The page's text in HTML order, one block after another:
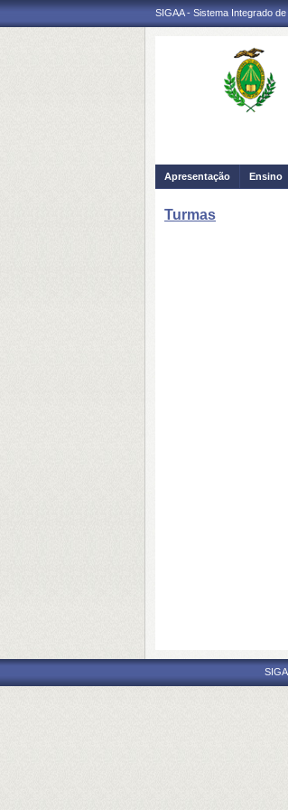
SIGAA - Sistema Integrado
Apresentação Ensino
Turmas